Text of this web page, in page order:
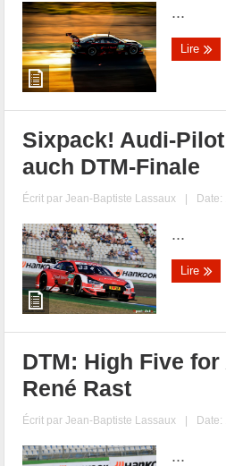
...
Lire
Sixpack! Audi-
auch DTM-Finale
Écrit parJean-Baptiste Lassaux | Date:
...
Lire
DTM: High Five
René Rast
Écrit parJean-Baptiste Lassaux | Date:
...